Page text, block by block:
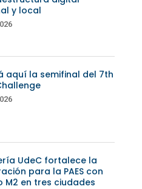
y local
aquí la semifinal del 7th
UdeC fortalece la
para la PAES con
M2 en tres ciudades